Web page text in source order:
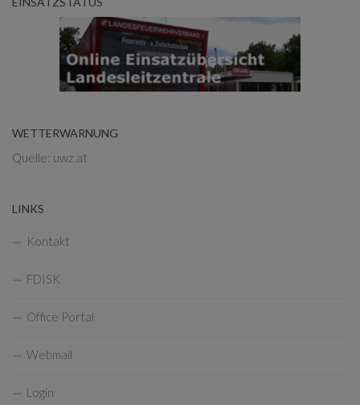
WETTERWARNUNG
Quelle: uwz.at
LINKS
Kontakt
FDISK
Office Portal
Webmail
Login